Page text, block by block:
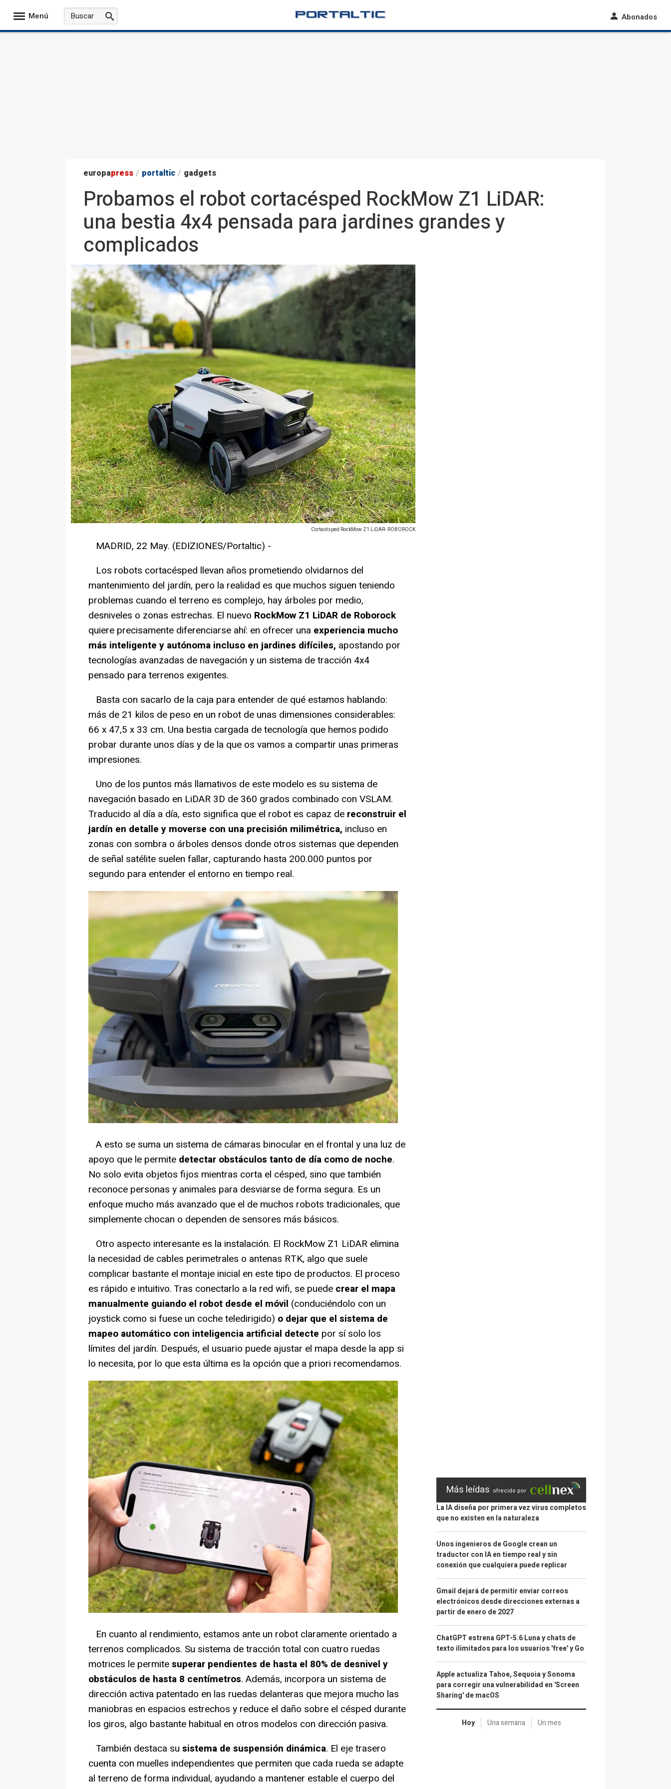
Menú Abonados
europapress / portaltic / gadgets
Probamos el robot cortacésped RockMow Z1 LiDAR:
una bestia 4x4 pensada para jardines grandes y
complicados
Cortacésped RockMow Z1 LiDAR- ROBOROCK
MADRID, 22 May. (EDIZIONES/Portaltic) -
Los robots cortacésped llevan años prometiendo olvidarnos del
mantenimiento del jardín, pero la realidad es que muchos siguen teniendo
problemas cuando el terreno es complejo, hay árboles por medio,
desniveles o zonas estrechas. El nuevo RockMow Z1 LiDAR de Roborock
quiere precisamente diferenciarse ahí: en ofrecer una experiencia mucho
más inteligente y autónoma incluso en jardines difíciles, apostando por
tecnologías avanzadas de navegación y un sistema de tracción 4x4
pensado para terrenos exigentes.
Basta con sacarlo de la caja para entender de qué estamos hablando:
más de 21 kilos de peso en un robot de unas dimensiones considerables:
66 x 47,5 x 33 cm. Una bestia cargada de tecnología que hemos podido
probar durante unos días y de la que os vamos a compartir unas primeras
impresiones.
Uno de los puntos más llamativos de este modelo es su sistema de
navegación basado en LiDAR 3D de 360 grados combinado con VSLAM.
Traducido al día a día, esto significa que el robot es capaz de reconstruir el
jardín en detalle y moverse con una precisión milimétrica, incluso en
zonas con sombra o árboles densos donde otros sistemas que dependen
de señal satélite suelen fallar, capturando hasta 200.000 puntos por
segundo para entender el entorno en tiempo real.
A esto se suma un sistema de cámaras binocular en el frontal y una luz de
apoyo que le permite detectar obstáculos tanto de día como de noche.
No solo evita objetos fijos mientras corta el césped, sino que también
reconoce personas y animales para desviarse de forma segura. Es un
enfoque mucho más avanzado que el de muchos robots tradicionales, que
simplemente chocan o dependen de sensores más básicos.
Otro aspecto interesante es la instalación. El RockMow Z1 LiDAR elimina
la necesidad de cables perimetrales o antenas RTK, algo que suele
complicar bastante el montaje inicial en este tipo de productos. El proceso
es rápido e intuitivo. Tras conectarlo a la red wifi, se puede crear el mapa
manualmente guiando el robot desde el móvil (conduciéndolo con un
joystick como si fuese un coche teledirigido) o dejar que el sistema de
mapeo automático con inteligencia artificial detecte por sí solo los
límites del jardín. Después, el usuario puede ajustar el mapa desde la app si
lo necesita, por lo que esta última es la opción que a priori recomendamos.
En cuanto al rendimiento, estamos ante un robot claramente orientado a
terrenos complicados. Su sistema de tracción total con cuatro ruedas
motrices le permitesuperar pendientes de hasta el 80% de desnivel y
obstáculos de hasta 8 centímetros. Además, incorpora un sistema de
dirección activa patentado en las ruedas delanteras que mejora mucho las
maniobras en espacios estrechos y reduce el daño sobre el césped durante
los giros, algo bastante habitual en otros modelos con dirección pasiva.
También destaca su sistema de suspensión dinámica. El eje trasero
cuenta con muelles independientes que permiten que cada rueda se adapte
al terreno de forma individual, ayudando a mantener estable el cuerpo del
Más leídas ofrecido por
La IA diseña por primera vez virus completos
que no existen en la naturaleza
Unos ingenieros de Google crean un
traductor con IA en tiempo real y sin
conexión que cualquiera puede replicar
Gmail dejará de permitir enviar correos
electrónicos desde direcciones externas a
partir de enero de 2027
ChatGPT estrena GPT-5.6 Luna y chats de
texto ilimitados para los usuarios 'free' y Go
Apple actualiza Tahoe, Sequoia y Sonoma
para corregir una vulnerabilidad en 'Screen
Sharing' de macOS
Hoy Una semana Un mes